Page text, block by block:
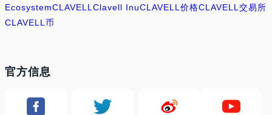
EcosystemCLAVELL Clavell InuCLAVELL价格CLAVELL交易所
CLAVELL币
官方信息